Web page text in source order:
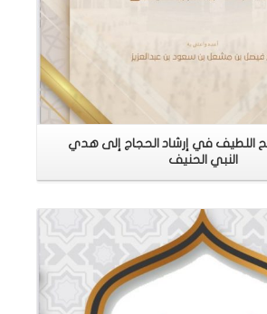
اللطيف في إرشاد الحجاج إلى هدي
النبي الحنيف